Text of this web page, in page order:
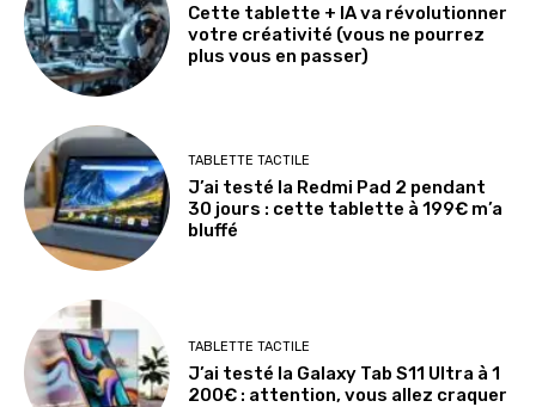
Cette tablette + IA va révolutionner
votre créativité (vous ne pourrez
plus vous en passer)
TABLETTE TACTILE
J’ai testé la Redmi Pad 2 pendant
30 jours : cette tablette à 199€ m’a
bluffé
TABLETTE TACTILE
J’ai testé la Galaxy Tab S11 Ultra à 1
200€ : attention, vous allez craquer